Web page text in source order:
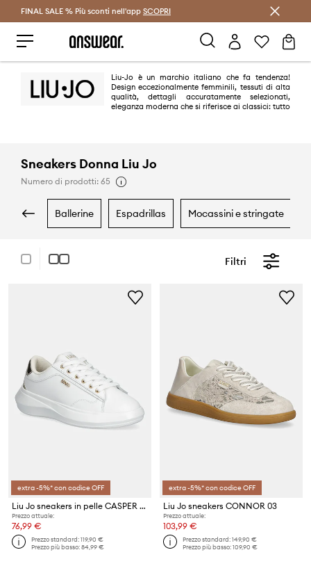
Risparmia con Answear Club >
FINAL SALE % Più sconti nell'app SCOPRI
Liu-Jo è un marchio italiano che fa tendenza!
Design eccezionalmente femminili, tessuti di alta
qualità, dettagli accuratamente selezionati,
eleganza moderna che si riferisce ai classici: tutto
Sneakers Donna Liu Jo
Numero di prodotti: 65
ballerine espadrillas mocassini e stringate
Filtri
extra -5%* con codice OFF
Liu Jo sneakers in pelle CASPER 01
Prezzo attuale:
76,99 €
Prezzo standard:119,90 €
Prezzo più basso:84,99 €
extra -5%* con codice OFF
Liu Jo sneakers CONNOR 03
Prezzo attuale:
103,99 €
Prezzo standard:149,90 €
Prezzo più basso:109,90 €